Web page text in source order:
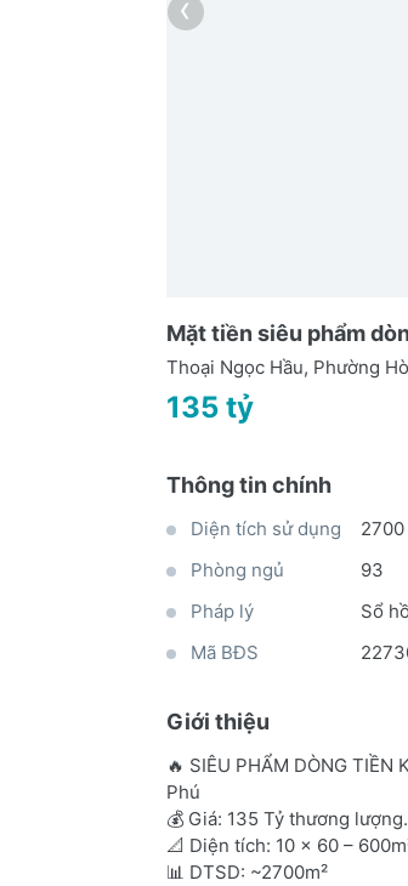
‹
Mặt tiền siêu phẩm
Thoại Ngọc Hầu, Phường
135 tỷ
Thông tin chính
Diện tích sử dụng 2700
Phòng ngủ
93
Pháp lý
Sổ
Mã BĐS
Giới thiệu
🔥 SIÊU PHẨM DÒNG
Phú
💰 Giá: 135 Tỷ thương lượng.
📐 Diện tích: 10 x 60 –
📊 DTSD: ~2700m²